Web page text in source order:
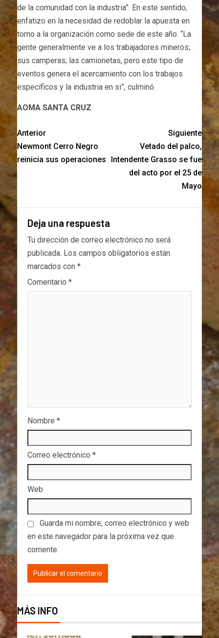
de la comunidad con la industria”. En este sentido,
enfatizo en la necesidad de redoblar la apuesta en
torno a la organización como sede de este año. “La
gente generalmente ve a los trabajadores mineros;
sus camperas; las camionetas, pero este tipo de
eventos genera el acercamiento con los trabajos
específicos y la industria en si”, culminó.
AOMA SANTA CRUZ
Anterior
Newmont Cerro Negro
reinicia sus operaciones
Siguiente
Vetado del palco,
Intendente Grasso se fue
del acto por el 25 de
Mayo
Deja una respuesta
Tu dirección de correo electrónico no será
publicada. Los campos obligatorios están
marcados con *
Comentario *
Nombre *
Correo electrónico *
Web
Guarda mi nombre, correo electrónico y web
en este navegador para la próxima vez que
comente.
MÁS INFO